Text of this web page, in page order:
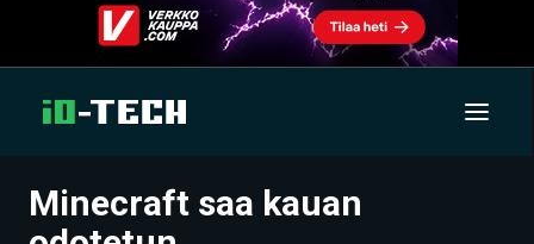
UUTISET
Minecraft saa kauan